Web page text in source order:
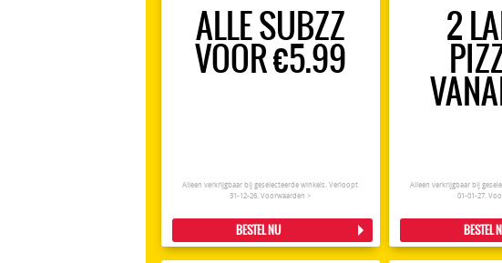
ALLE SUBZZ
VOOR €5.99
Alleen verkrijgbaar bij geselecteerde winkels. Verloopt
31-12-26.Voorwaarden >
BESTEL NU
2
Alleen verkrijgbaar bij
01-01-27.
BESTEL